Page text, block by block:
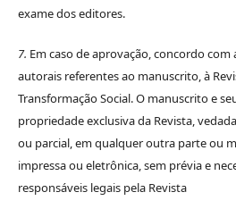
exame dos editores.
7. Em caso de aprovação, concordo
autorais referentes ao manuscrito, à
Transformação Social. O manuscrito e
propriedade exclusiva da Revista,
ou parcial, em qualquer outra parte ou
impressa ou eletrônica, sem prévia e
responsáveis legais pela Revista